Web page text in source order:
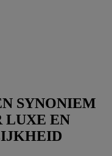
SYNONIEM
LUXE EN